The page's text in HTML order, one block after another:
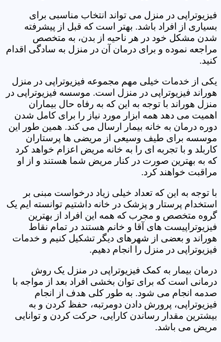
فیزیوتراپی در منزل می تواند انتخاب مناسبی برای
بسیاری از افراد باشد. بهتر است که قبل از پیشرفته
شدن مشکل خود در هر ناحیه از بدن، به متخصص
مراجعه نموده و برای درمان آن در منزل به سادگی اقدام
کنید.
یکی از خدمات خیلی مهم مجموعه فیزیوتراپی در منزل
هوراند فیزیوتراپی در منزل است. موسسه فیزیوتراپی در
منزل هوراند با توجه به این که به رفاه حال بیماران
اهمیت می دهد همه ابزار مورد نیاز را برای کامل شدن
دوره درمان به خانه بیمار ارسال می کند. همین طور این
موسسه برای طیف وسیعی از مریضی ها پرستاران
کاربلد و با تجربه ای را به خانه مریض اعزام خواهد کرد
که به بهترین صورت در کنار مریض شما هستند و از او
مراقبت خواهند کرد.
با توجه به این که تعداد خیلی زیاد درخواست مبنی بر
استخدام پرستار و پزشک در خانه داشتیم توانسته ایم یک
گروه متخصص و مجرب که همه این افراد از بهترین
فیزیوتراپیست های آقا و خانم هستند در تمام نقاط
هوراند و بعضی از شهرهای دیگر تشکیل کنیم و خدمات
فیزیوتراپی در منزل را انجام دهیم.
درمان بیمار به کمک فیزیوتراپی در منزل یک روش
درمانی است که برای توان بخشی افراد بعد از مواجه با
صدمه انجام می شود. به طور کلی هدف از انجام
فیزیوتراپی، پرورش دادن دومرتبه، حفظ کردن و به
بیشترین مقدار رساندن کارایی، حرکت کردن و توانایی
مریض می باشد.